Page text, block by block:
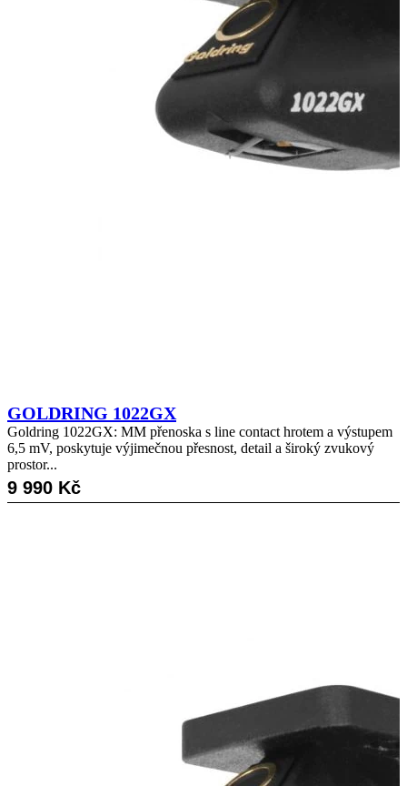
GOLDRING 1022GX
Goldring 1022GX: MM přenoska s line contact hrotem a výstupem
6,5 mV, poskytuje výjimečnou přesnost, detail a široký zvukový
prostor...
9 990 Kč